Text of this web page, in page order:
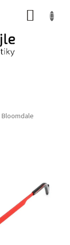
Bloomdale